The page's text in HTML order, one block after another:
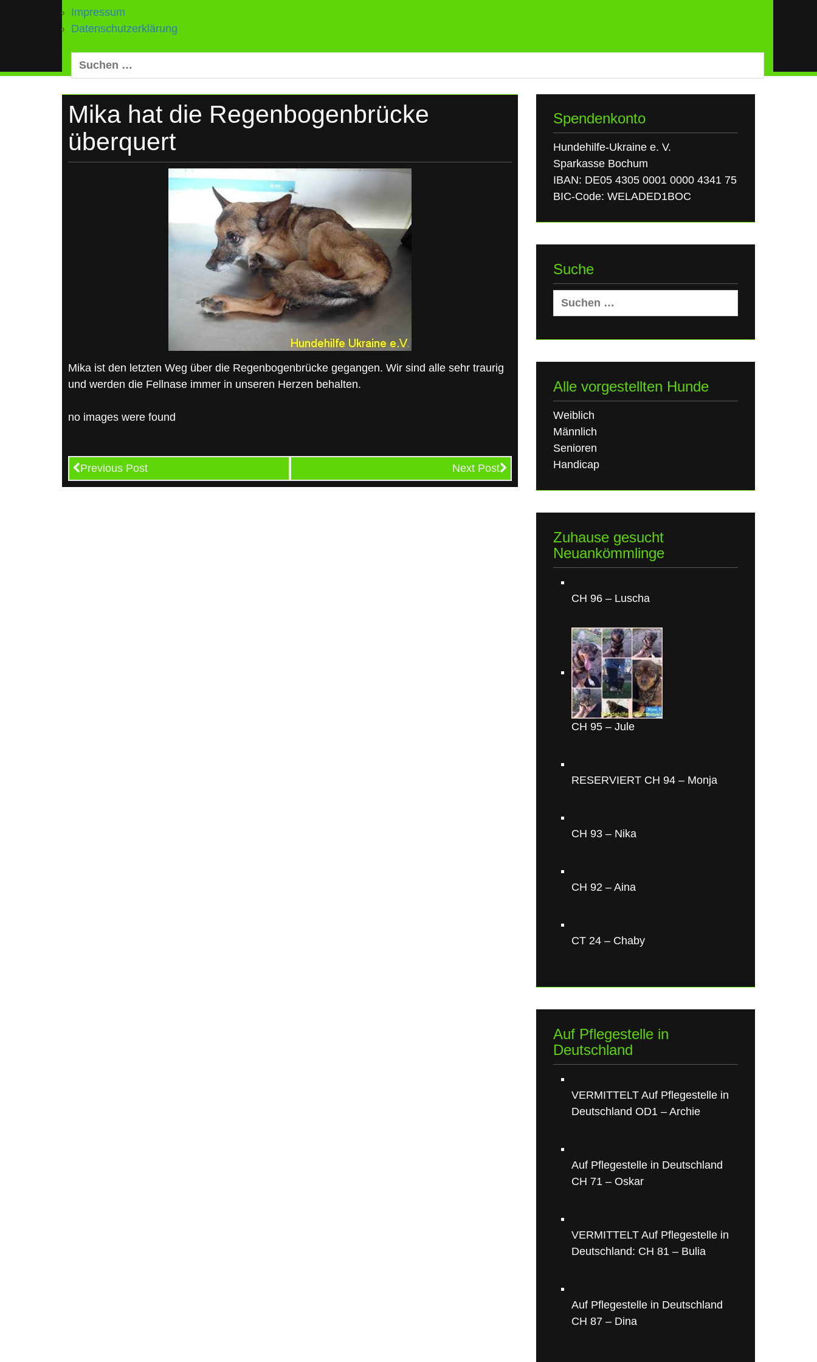
Impressum
Datenschutzerklärung
Suchen
nach:
Mika hat die Regenbogenbrücke
überquert
Mika ist den letzten Weg über die Regenbogenbrücke gegangen. Wir sind alle sehr traurig
und werden die Fellnase immer in unseren Herzen behalten.
no images were found
Previous Post Next Post
Spendenkonto
Hundehilfe-Ukraine e. V.
Sparkasse Bochum
IBAN: DE05 4305 0001 0000 4341 75
BIC-Code: WELADED1BOC
Suche
Suchen
nach:
Alle vorgestellten Hunde
Weiblich
Männlich
Senioren
Handicap
Zuhause gesucht
Neuankömmlinge
CH 96 – Luscha
CH 95 – Jule
RESERVIERT CH 94 – Monja
CH 93 – Nika
CH 92 – Aina
CT 24 – Chaby
Auf Pflegestelle in
Deutschland
VERMITTELT Auf Pflegestelle in
Deutschland OD1 – Archie
Auf Pflegestelle in Deutschland
CH 71 – Oskar
VERMITTELT Auf Pflegestelle in
Deutschland: CH 81 – Bulia
Auf Pflegestelle in Deutschland
CH 87 – Dina